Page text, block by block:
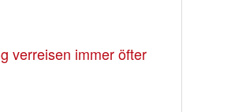
verreisen immer öfter